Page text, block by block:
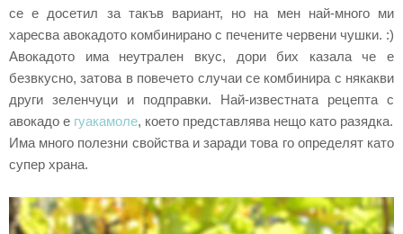
се е досетил за такъв вариант, но на мен най-много ми
харесва авокадото комбинирано с печените червени чушки. :)
Авокадото има неутрален вкус, дори бих казала че е
безвкусно, затова в повечето случаи се комбинира с някакви
други зеленчуци и подправки. Най-известната рецепта с
авокадо е гуакамоле, което представлява нещо като разядка.
Има много полезни свойства и заради това го определят като
супер храна.